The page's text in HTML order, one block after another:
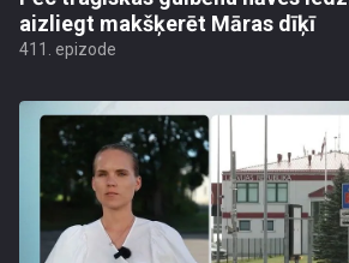
aizliegt makšķerēt Māras dīķī
411. epizode